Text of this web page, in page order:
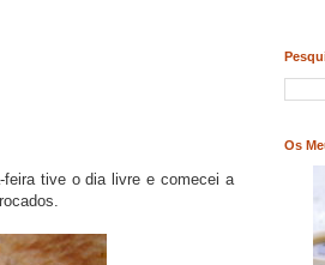
feira tive o dia livre e comecei a
Os